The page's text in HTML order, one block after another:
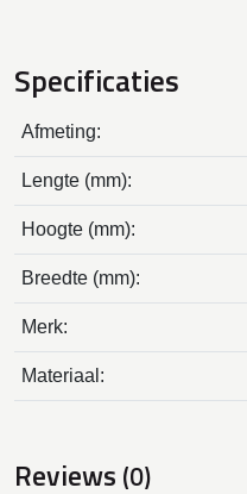
Specificaties
Afmeting:
Lengte (mm):
Hoogte (mm):
Breedte (mm):
Merk:
Materiaal:
Reviews (0)